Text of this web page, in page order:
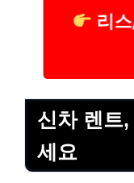
리
신차 렌트
세요